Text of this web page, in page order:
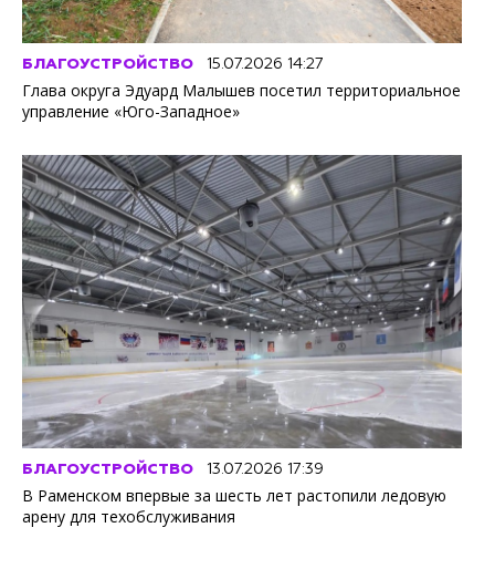
БЛАГОУСТРОЙСТВО 15.07.2026 14:27
Глава округа Эдуард Малышев посетил территориальное
управление «Юго-Западное»
БЛАГОУСТРОЙСТВО 13.07.2026 17:39
В Раменском впервые за шесть лет растопили ледовую
арену для техобслуживания